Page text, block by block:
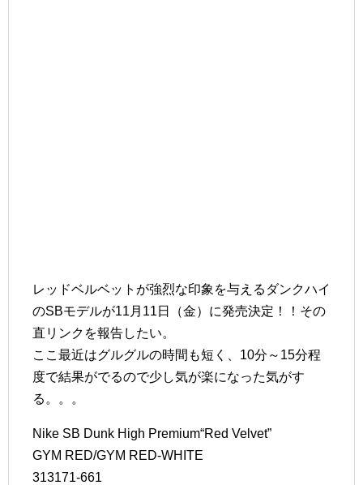
レッドベルベットが強烈な印象を与えるダンクハイ
のSBモデルが11月11日（金）に発売決定！！その
直リンクを報告したい。
ここ最近はグルグルの時間も短く、10分～15分程
度で結果がでるので少し気が楽になった気がす
る。。。
Nike SB Dunk High Premium“Red Velvet”
GYM RED/GYM RED-WHITE
313171-661